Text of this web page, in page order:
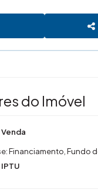
do Imóvel
Financiamento, Fundo